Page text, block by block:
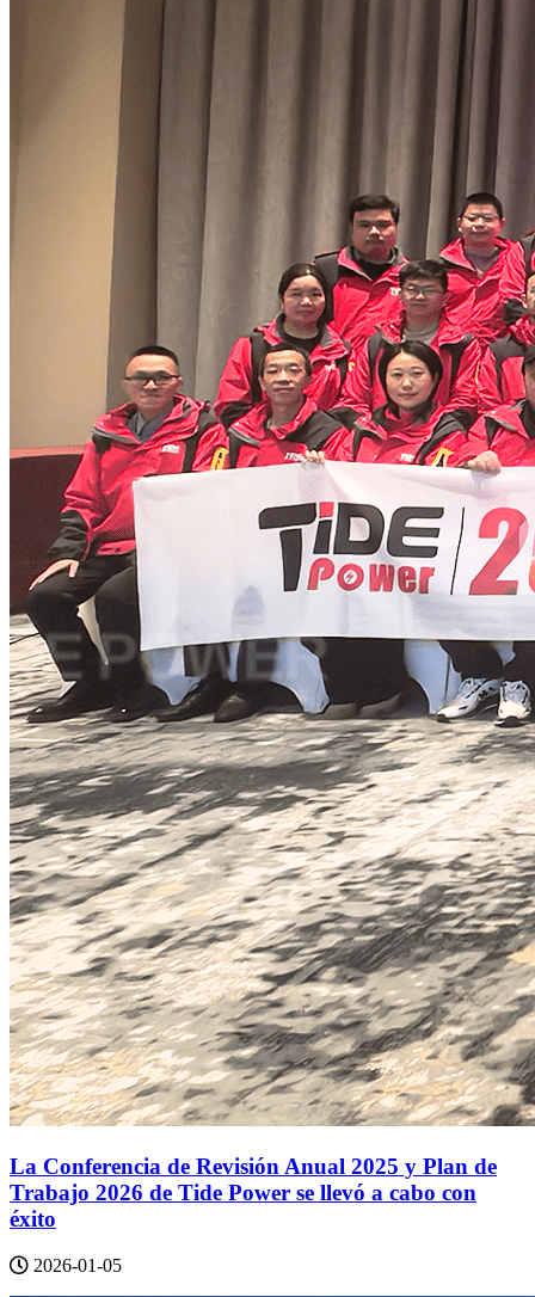
La Conferencia de Revisión Anual 2025 y Plan de
Trabajo 2026 de Tide Power se llevó a cabo con
éxito
2026-01-05